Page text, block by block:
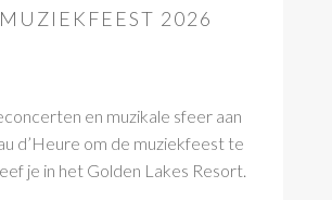
2026
en muzikale sfeer aan
d’Heure om de muziekfeest te
je in het Golden Lakes Resort.